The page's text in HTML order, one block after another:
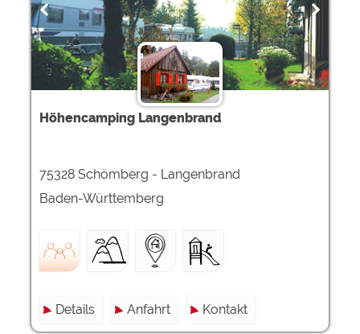
Höhencamping Langenbrand
75328 Schömberg - Langenbrand
Baden-Württemberg
Details Anfahrt Kontakt